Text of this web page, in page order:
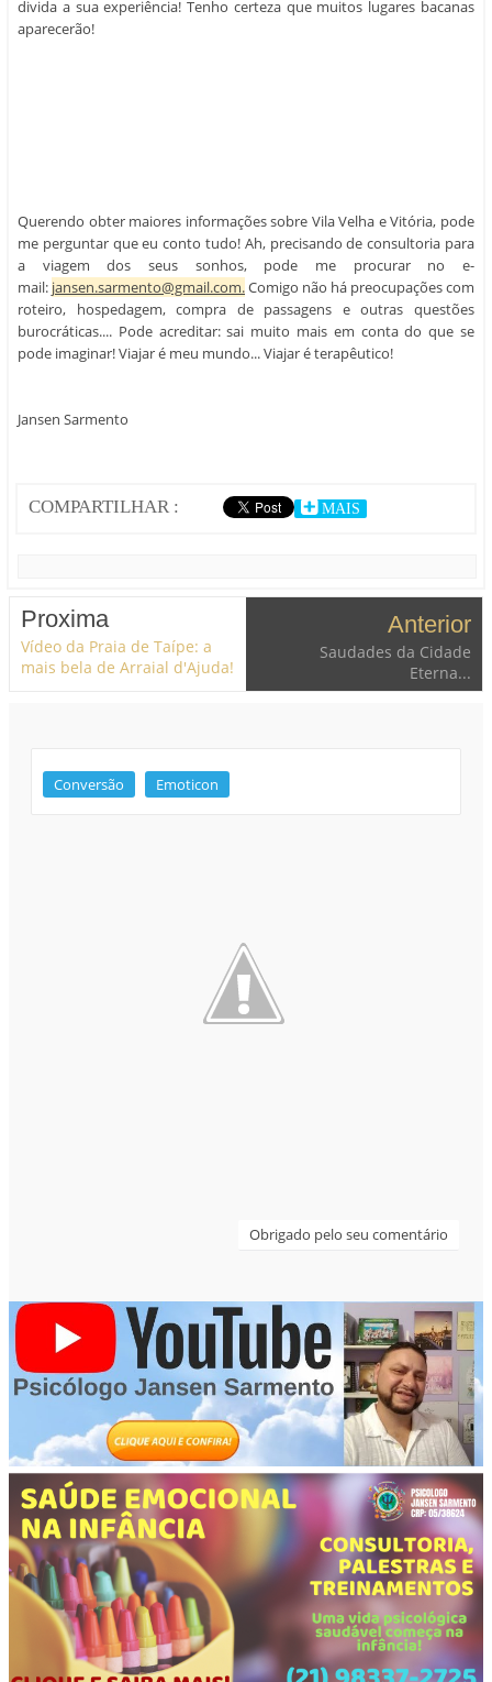
divida a sua experiência! Tenho certeza que muitos lugares bacanas
aparecerão!
Querendo obter maiores informações sobre Vila Velha e Vitória, pode
me perguntar que eu conto tudo! Ah, precisando de consultoria para
a viagem dos seus sonhos, pode me procurar no e-
mail: jansen.sarmento@gmail.com.Comigo não há preocupações com
roteiro, hospedagem, compra de passagens e outras questões
burocráticas.... Pode acreditar: sai muito mais em conta do que se
pode imaginar! Viajar é meu mundo... Viajar é terapêutico!
Jansen Sarmento
COMPARTILHAR : MAIS
Proxima
Vídeo da Praia de Taípe: a
mais bela de Arraial d'Ajuda!
Anterior
Saudades da Cidade
Eterna...
Conversão Emoticon
Obrigado pelo seu comentário